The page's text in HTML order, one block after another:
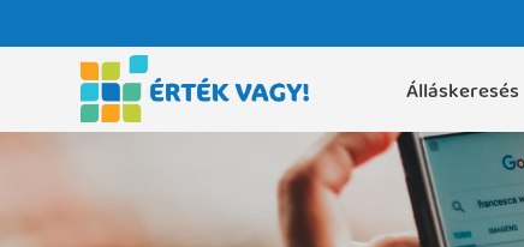
Álláskeresés